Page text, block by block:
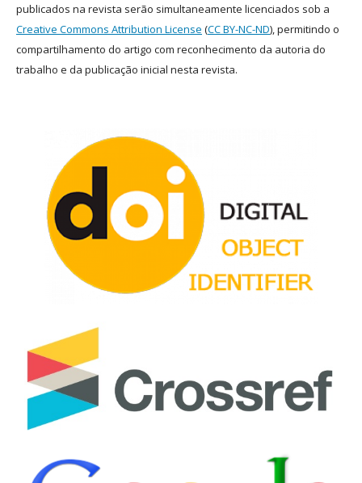
publicados na revista serão simultaneamente licenciados sob a
Creative Commons Attribution License (CC BY-NC-ND), permitindo o
compartilhamento do artigo com reconhecimento da autoria do
trabalho e da publicação inicial nesta revista.